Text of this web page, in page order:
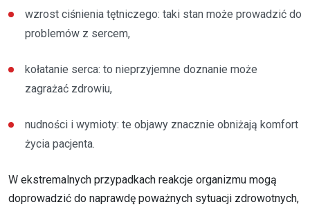
wzrost ciśnienia tętniczego: taki stan może prowadzić do
problemów z sercem,
kołatanie serca: to nieprzyjemne doznanie może
zagrażać zdrowiu,
nudności i wymioty: te objawy znacznie obniżają komfort
życia pacjenta.
W ekstremalnych przypadkach reakcje organizmu mogą
doprowadzić do naprawdę poważnych sytuacji zdrowotnych,